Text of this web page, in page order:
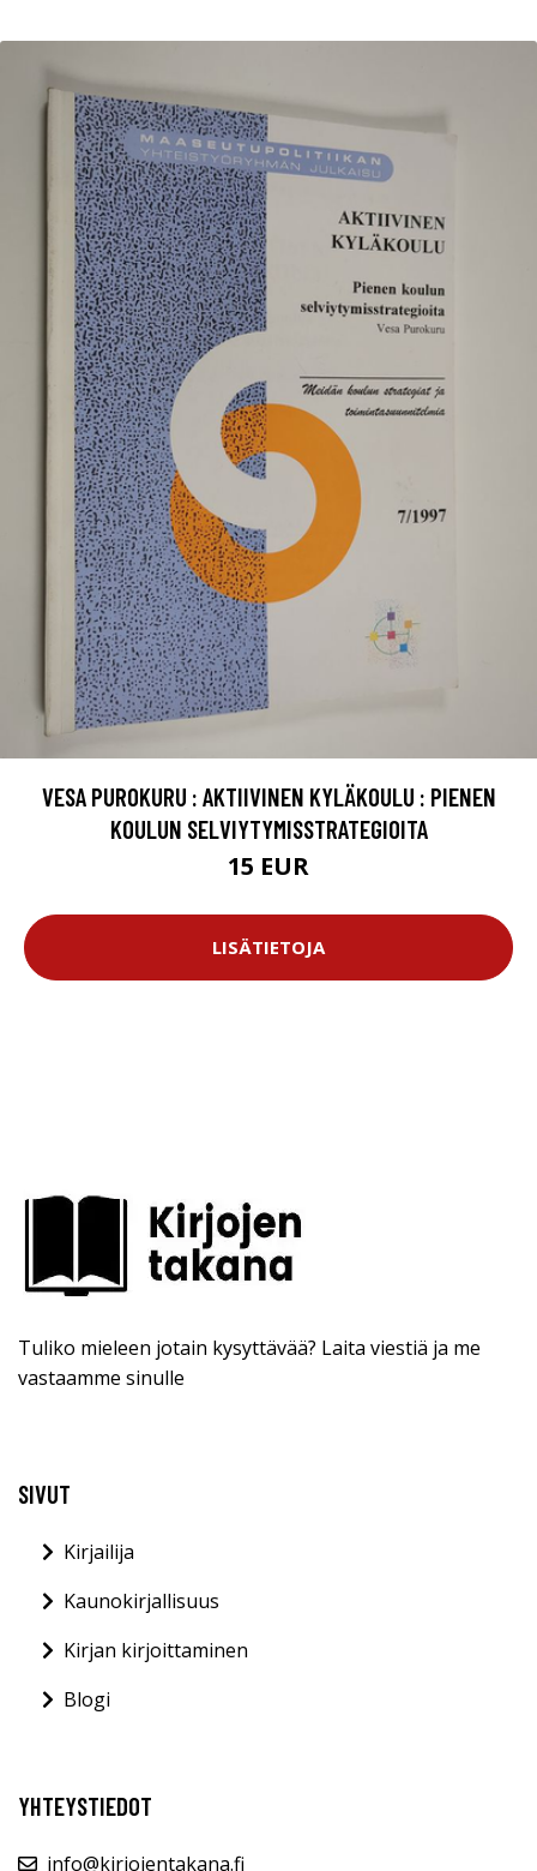
VESA PUROKURU : AKTIIVINEN KYLÄKOULU : PIENEN
KOULUN SELVIYTYMISSTRATEGIOITA
15 EUR
LISÄTIETOJA
Tuliko mieleen jotain kysyttävää? Laita viestiä ja me
vastaamme sinulle
SIVUT
Kirjailija
Kaunokirjallisuus
Kirjan kirjoittaminen
Blogi
YHTEYSTIEDOT
info@kirjojentakana.fi